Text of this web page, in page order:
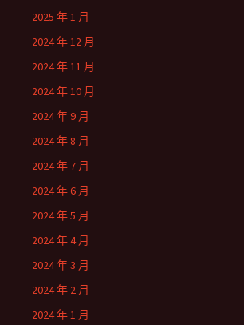
2025 年 1 月
2024 年 12 月
2024 年 11 月
2024 年 10 月
2024 年 9 月
2024 年 8 月
2024 年 7 月
2024 年 6 月
2024 年 5 月
2024 年 4 月
2024 年 3 月
2024 年 2 月
2024 年 1 月